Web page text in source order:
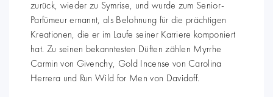
zurück, wieder zu Symrise, und wurde zum Senior-
Parfümeur ernannt, als Belohnung für die prächtigen
Kreationen, die er im Laufe seiner Karriere komponiert
hat. Zu seinen bekanntesten Düften zählen Myrrhe
Carmin von Givenchy, Gold Incense von Carolina
Herrera und Run Wild for Men von Davidoff.